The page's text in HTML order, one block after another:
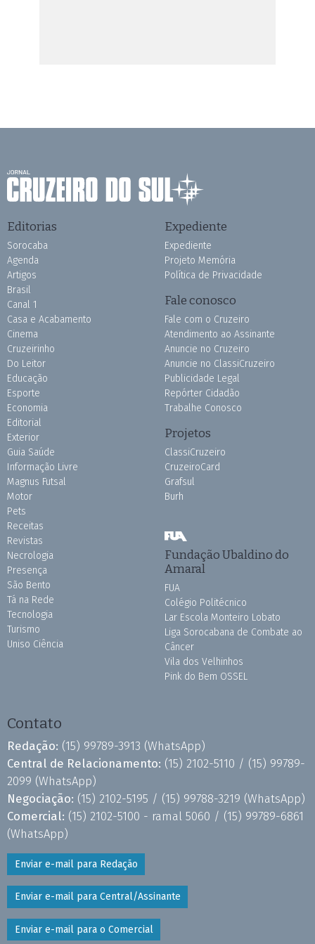
Editorias
Sorocaba
Agenda
Artigos
Brasil
Canal 1
Casa e Acabamento
Cinema
Cruzeirinho
Do Leitor
Educação
Esporte
Economia
Editorial
Exterior
Guia Saúde
Informação Livre
Magnus Futsal
Motor
Pets
Receitas
Revistas
Necrologia
Presença
São Bento
Tá na Rede
Tecnologia
Turismo
Uniso Ciência
Expediente
Expediente
Projeto Memória
Política de Privacidade
Fale conosco
Fale com o Cruzeiro
Atendimento ao Assinante
Anuncie no Cruzeiro
Anuncie no ClassiCruzeiro
Publicidade Legal
Repórter Cidadão
Trabalhe Conosco
Projetos
ClassiCruzeiro
CruzeiroCard
Grafsul
Burh
Fundação Ubaldino do
Amaral
FUA
Colégio Politécnico
Lar Escola Monteiro Lobato
Liga Sorocabana de Combate ao
Câncer
Vila dos Velhinhos
Pink do Bem OSSEL
Contato
Redação: (15) 99789-3913 (WhatsApp)
Central de Relacionamento: (15) 2102-5110 / (15) 99789-
2099 (WhatsApp)
Negociação: (15) 2102-5195 / (15) 99788-3219 (WhatsApp)
Comercial: (15) 2102-5100 - ramal 5060 / (15) 99789-6861
(WhatsApp)
Enviar e-mail para Redação
Enviar e-mail para Central/Assinante
Enviar e-mail para o Comercial